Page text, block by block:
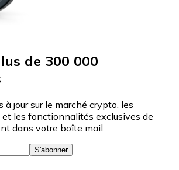
de 300 000
à jour sur le marché crypto, les
et les fonctionnalités exclusives de
dans votre boîte mail.
S'abonner